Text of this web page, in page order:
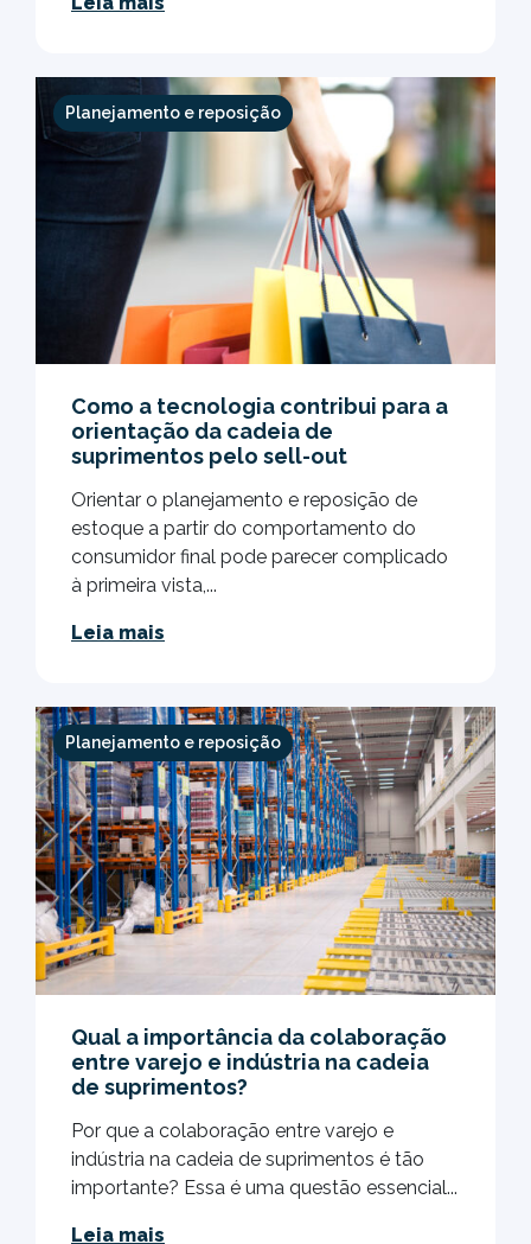
Planejamento e reposição
Como a tecnologia contribui para a
orientação da cadeia de
suprimentos pelo sell-out
Orientar o planejamento e reposição de
estoque a partir do comportamento do
consumidor final pode parecer complicado
à primeira vista,...
Leia mais
Planejamento e reposição
Qual a importância da colaboração
entre varejo e indústria na cadeia
de suprimentos?
Por que a colaboração entre varejo e
indústria na cadeia de suprimentos é tão
importante? Essa é uma questão essencial...
Leia mais